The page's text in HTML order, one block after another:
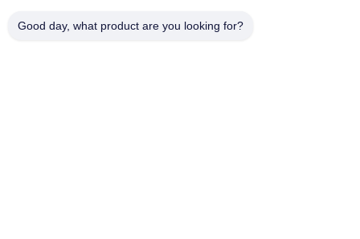
Good day, what product are you looking for?